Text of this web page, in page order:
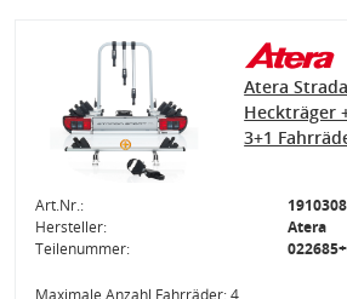
Atera
Heckträger
3+1
Art.Nr.:
1910308
Hersteller:
Atera
Teilenummer:
Maximale Anzahl Fahrräder: 4